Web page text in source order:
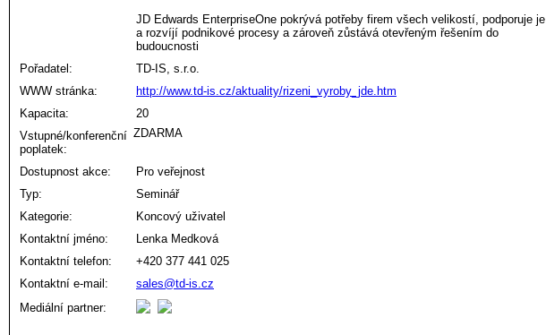
JD Edwards EnterpriseOne pokrývá potřeby firem všech velikostí, podporuje je
a rozvíjí podnikové procesy a zároveň zůstává otevřeným řešením do
budoucnosti
Pořadatel:
TD-IS, s.r.o.
WWW stránka:
http://www.td-is.cz/aktuality/rizeni_vyroby_jde.htm
Kapacita:
20
Vstupné/konferenční
poplatek:
ZDARMA
Dostupnost akce:
Pro veřejnost
Typ:
Seminář
Kategorie:
Koncový uživatel
Kontaktní jméno:
Lenka Medková
Kontaktní telefon:
+420 377 441 025
Kontaktní e-mail:
sales@td-is.cz
Mediální partner: